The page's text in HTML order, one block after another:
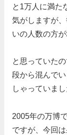
と1万人に満た
気がしますが
いの人数の方
と思っていた
段から混んで
しゃっていま
2005年の万博
ですが、今回